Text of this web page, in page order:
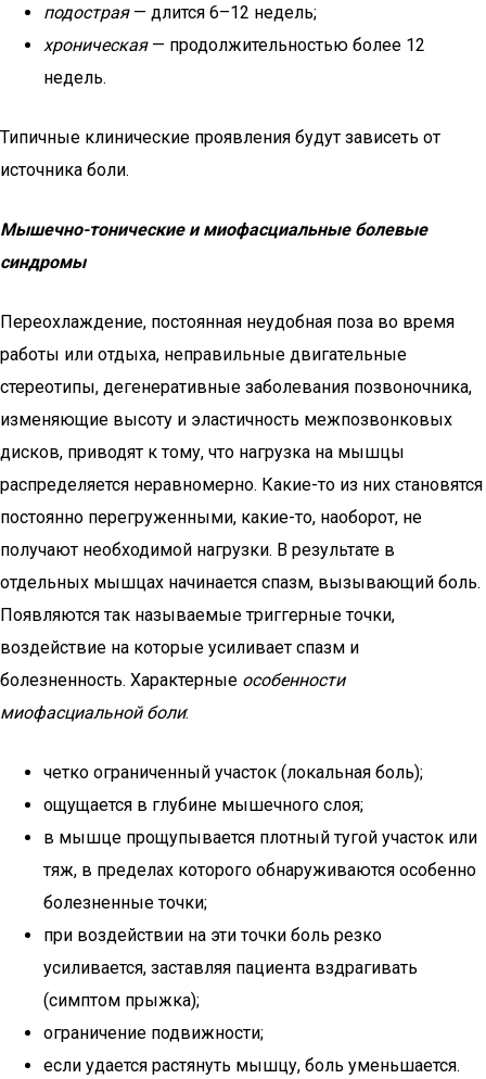
подострая— длится 6–12 недель;
хроническая— продолжительностью более 12
недель.
Типичные клинические проявления будут зависеть от
источника боли.
Мышечно-тонические и миофасциальные болевые
синдромы
Переохлаждение, постоянная неудобная поза во время
работы или отдыха, неправильные двигательные
стереотипы, дегенеративные заболевания позвоночника,
изменяющие высоту и эластичность межпозвонковых
дисков, приводят к тому, что нагрузка на мышцы
распределяется неравномерно. Какие-то из них становятся
постоянно перегруженными, какие-то, наоборот, не
получают необходимой нагрузки. В результате в
отдельных мышцах начинается спазм, вызывающий боль.
Появляются так называемые триггерные точки,
воздействие на которые усиливает спазм и
болезненность. Характерные особенности
миофасциальной боли:
четко ограниченный участок (локальная боль);
ощущается в глубине мышечного слоя;
в мышце прощупывается плотный тугой участок или
тяж, в пределах которого обнаруживаются особенно
болезненные точки;
при воздействии на эти точки боль резко
усиливается, заставляя пациента вздрагивать
(симптом прыжка);
ограничение подвижности;
если удается растянуть мышцу, боль уменьшается.